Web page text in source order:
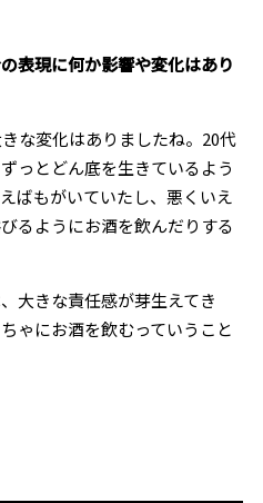
の表現に何か影響や変化はあり
な変化はありましたね。20代
っとどん底を生きているよう
ばもがいていたし、悪くいえ
るようにお酒を飲んだりする
大きな責任感が芽生えてき
ゃにお酒を飲むっていうこと